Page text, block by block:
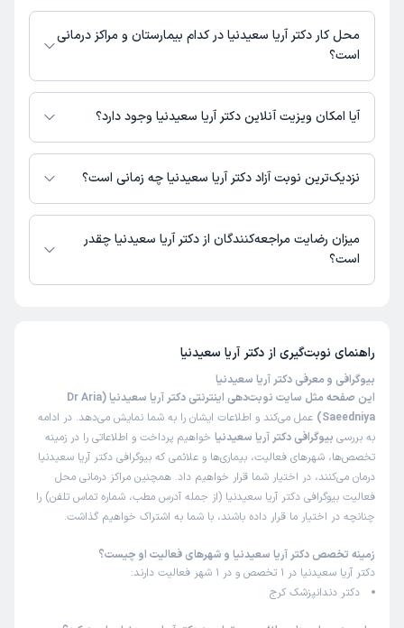
مطب عظیمیه : 02632528833
محل کار دکتر آریا سعیدنیا در کدام بیمارستان و مراکز درمانی
است؟
اطلاعاتی درباره محل فعالیت دکتر آریا سعیدنیا در مراکز درمانی در دسترس
نیست.
آیا امکان ویزیت آنلاین دکتر آریا سعیدنیا وجود دارد؟
در حال حاضر اطلاعاتی درباره ارائه ویزیت آنلاین توسط دکتر آریا سعیدنیا در
دسترس نیست. برای دریافت اطلاعات دقیق‌تر، لطفاً با مطب تماس بگیرید.
نزدیک‌ترین نوبت آزاد دکتر آریا سعیدنیا چه زمانی است؟
دکتر آریا سعیدنیا از روز سه‌شنبه 20 مرداد 1405 بیمار جدید می‌پذیرند.
میزان رضایت مراجعه‌کنندگان از دکتر آریا سعیدنیا چقدر
است؟
راهنمای نوبت‌گیری از دکتر آریا سعیدنیا
بیوگرافی و معرفی دکتر آریا سعیدنیا
این صفحه مثل سایت نوبت‌دهی اینترنتی دکتر آریا سعیدنیا (Dr Aria
Saeedniya)
عمل می‌کند و اطلاعات ایشان را به شما نمایش می‌دهد. در ادامه
به بررسی بیوگرافی دکتر آریا سعیدنیا خواهیم پرداخت و اطلاعاتی را در زمینه
تخصص‌ها، شهرهای فعالیت، بیماری‌ها و علائمی که بیوگرافی دکتر آریا سعیدنیا
درمان می‌کنند، در اختیار شما قرار خواهیم داد. همچنین مراکز درمانی محل
فعالیت بیوگرافی دکتر آریا سعیدنیا (از جمله آدرس مطب، شماره تماس تلفن) را
چنانچه در اختیار ما قرار داده باشند، با شما به اشتراک خواهیم گذاشت.
زمینه تخصص دکتر آریا سعیدنیا و شهرهای فعالیت او چیست؟
دکتر آریا سعیدنیا در 1 تخصص و در 1 شهر فعالیت دارند:
دکتر دندانپزشک کرج